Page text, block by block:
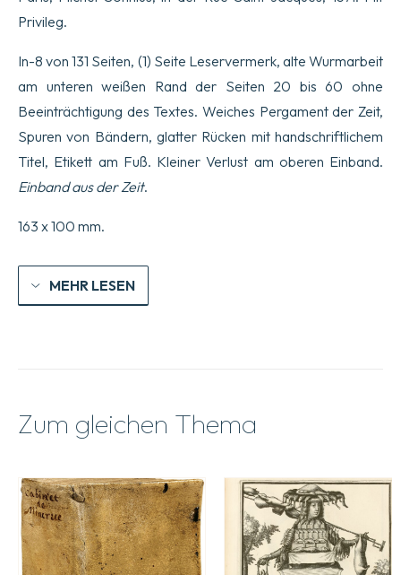
von
denen
Gesellschaft,
den
Namen
tragen,
die
ansässig
&
1568,
69
genannten
Gesellschaft
über
die
große
Bekehrung
der
Ungläubigen
Privileg.
In-8 von 131 Seiten, (1) Seite Leservermerk, alte Wurmarbeit
am unteren weißen Rand der Seiten 20 bis 60 ohne
Beeinträchtigung des Textes. Weiches Pergament der Zeit,
Spuren von Bändern, glatter Rücken mit handschriftlichem
Titel, Etikett am Fuß. Kleiner Verlust am oberen Einband.
Einband aus der Zeit.
163 x 100 mm.
MEHR LESEN
Zum gleichen Thema